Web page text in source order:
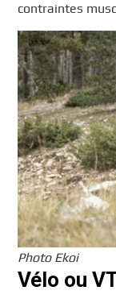
contraintes
Photo Ekoi
Vélo ou